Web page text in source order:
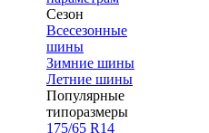
Сезон
Всесезонные
шины
Зимние шины
Летние шины
Популярные
типоразмеры
175/65 R14